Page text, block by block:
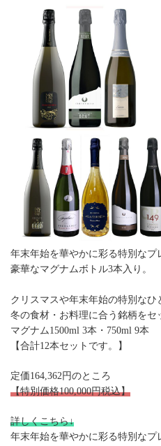
年末年始を華やかに彩る特別なプ
豪華なマグナムボトル3本入り。
クリスマスや年末年始の特別なひ
冬の食材・お料理に合う銘柄をセ
マグナム1500ml 3本・750ml 9本
【合計12本セットです。】
定価164,362円のところ
【特別価格100,000円税込】
詳しくこちら↓
年末年始を華やかに彩る特別なプ